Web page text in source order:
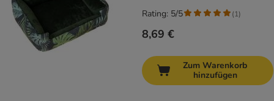
8,69 €
Rating: 5/5 (1)
Zum Warenkorb
hinzufügen